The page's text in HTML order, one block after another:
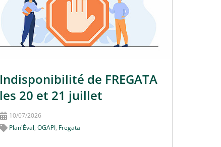
Indisponibilité de FREGATA
les 20 et 21 juillet
10/07/2026
Plan'Éval,OGAPI, Fregata